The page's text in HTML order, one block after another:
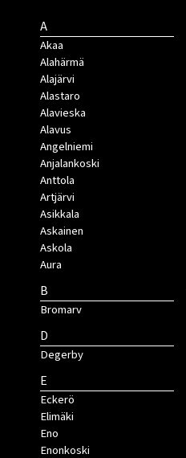
A
Akaa
Alahärmä
Alajärvi
Alastaro
Alavieska
Alavus
Angelniemi
Anjalankoski
Anttola
Artjärvi
Asikkala
Askainen
Askola
Aura
B
Bromarv
D
Degerby
E
Eckerö
Elimäki
Eno
Enonkoski